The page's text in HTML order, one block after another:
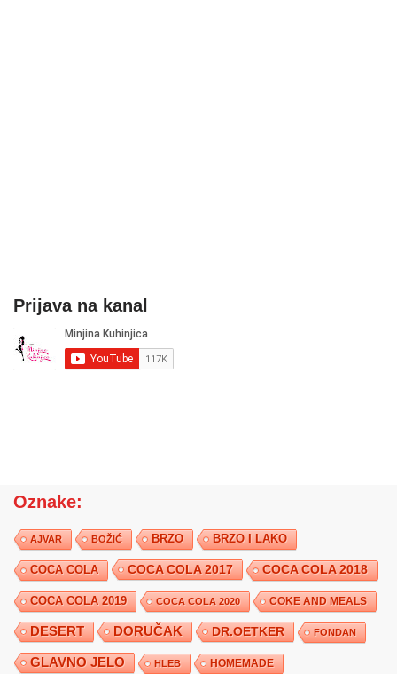
Prijava na kanal
Oznake:
AJVAR BOŽIĆ BRZO BRZO I LAKO
COCA COLA COCA COLA 2017 COCA COLA 2018
COCA COLA 2019 COCA COLA 2020 COKE AND MEALS
DESERT DORUČAK DR.OETKER FONDAN
GLAVNO JELO HLEB HOMEMADE